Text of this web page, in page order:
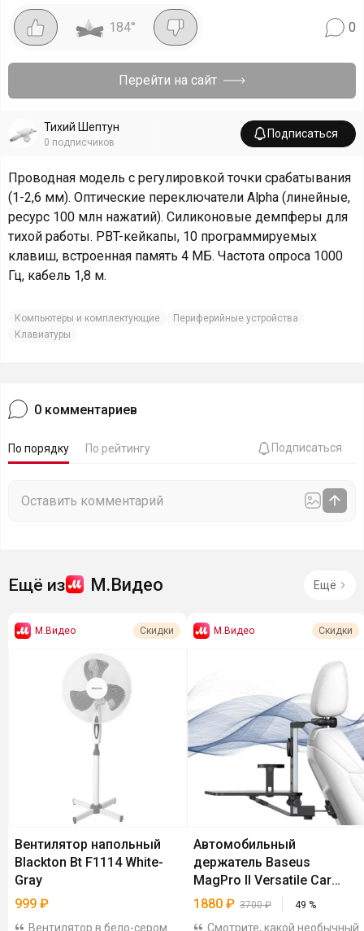
184° 0
Перейти на сайт
Тихий Шептун
0 подписчиков
Подписаться
Проводная модель с регулировкой точки срабатывания
(1-2,6 мм). Оптические переключатели Alpha (линейные,
ресурс 100 млн нажатий). Силиконовые демпферы для
тихой работы. PBT-кейкапы, 10 программируемых
клавиш, встроенная память 4 МБ. Частота опроса 1000
Гц, кабель 1,8 м.
Компьютеры и комплектующие
Периферийные устройства
Клавиатуры
0 комментариев
По порядку По рейтингу Подписаться
Ещё из М.Видео Ещё
М.Видео Скидки
Вентилятор напольный
Blackton Bt F1114 White-
Gray
999 ₽
Вентилятор в бело-сером
М.Видео Скидки
Автомобильный
держатель Baseus
MagPro II Versatile Car
Mount Cosmic Black
1880 ₽ 3700₽ 49 %
Смотрите, какой необычный